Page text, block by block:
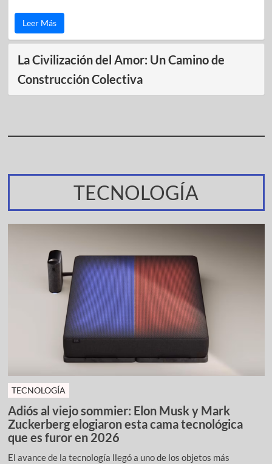
Leer Más
La Civilización del Amor: Un Camino de
Construcción Colectiva
TECNOLOGÍA
TECNOLOGÍA
Adiós al viejo sommier: Elon Musk y Mark
Zuckerberg elogiaron esta cama tecnológica
que es furor en 2026
El avance de la tecnología llegó a uno de los objetos más